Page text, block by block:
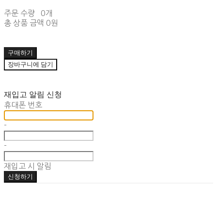
주문 수량
0개
총 상품 금액 0원
구매하기
장바구니에 담기
재입고 알림 신청
휴대폰 번호
-
-
재입고 시 알림
신청하기